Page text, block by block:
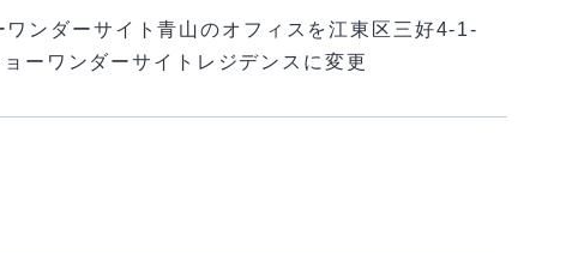
ンダーサイト青山のオフィスを江東区三好4-1-
ーワンダーサイトレジデンスに変更